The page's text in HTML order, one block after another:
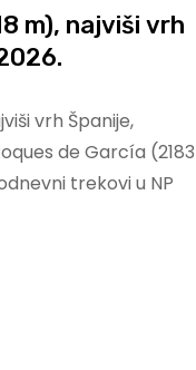
m), najviši vrh
vrh Španije,
de García (2183
trekovi u NP